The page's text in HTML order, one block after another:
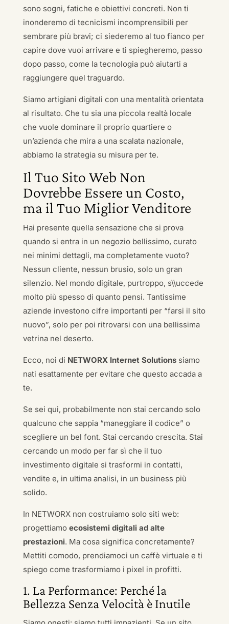
sono sogni, fatiche e obiettivi concreti. Non ti
inonderemo di tecnicismi incomprensibili per
sembrare più bravi; ci siederemo al tuo fianco per
capire dove vuoi arrivare e ti spiegheremo, passo
dopo passo, come la tecnologia può aiutarti a
raggiungere quel traguardo.
Siamo artigiani digitali con una mentalità orientata
al risultato. Che tu sia una piccola realtà locale
che vuole dominare il proprio quartiere o
un’azienda che mira a una scalata nazionale,
abbiamo la strategia su misura per te.
Il Tuo Sito Web Non
Dovrebbe Essere un Costo,
ma il Tuo Miglior Venditore
Hai presente quella sensazione che si prova
quando si entra in un negozio bellissimo, curato
nei minimi dettagli, ma completamente vuoto?
Nessun cliente, nessun brusio, solo un gran
silenzio. Nel mondo digitale, purtroppo, s\\uccede
molto più spesso di quanto pensi. Tantissime
aziende investono cifre importanti per “farsi il sito
nuovo”, solo per poi ritrovarsi con una bellissima
vetrina nel deserto.
Ecco, noi di NETWORX Internet Solutionssiamo
nati esattamente per evitare che questo accada a
te.
Se sei qui, probabilmente non stai cercando solo
qualcuno che sappia “maneggiare il codice” o
scegliere un bel font. Stai cercando crescita. Stai
cercando un modo per far sì che il tuo
investimento digitale si trasformi in contatti,
vendite e, in ultima analisi, in un business più
solido.
In NETWORX non costruiamo solo siti web:
progettiamo ecosistemi digitali ad alte
prestazioni. Ma cosa significa concretamente?
Mettiti comodo, prendiamoci un caffè virtuale e ti
spiego come trasformiamo i pixel in profitti.
1. La Performance: Perché la
Bellezza Senza Velocità è Inutile